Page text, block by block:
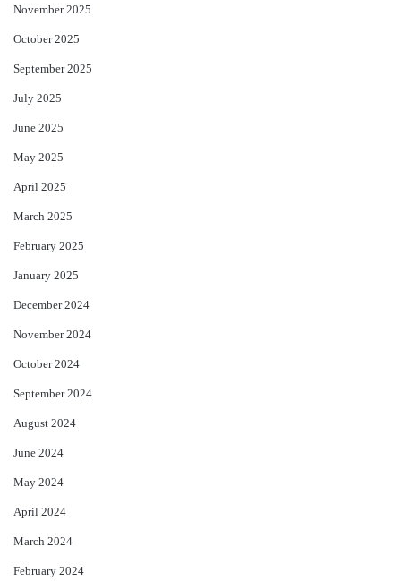
November 2025
October 2025
September 2025
July 2025
June 2025
May 2025
April 2025
March 2025
February 2025
January 2025
December 2024
November 2024
October 2024
September 2024
August 2024
June 2024
May 2024
April 2024
March 2024
February 2024